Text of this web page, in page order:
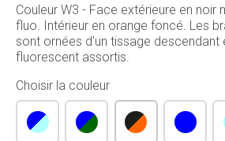
Couleur W3 - Face extérieure en noir
fluo. Intérieur en orange foncé. Les
sont ornées d'un tissage descendant
fluorescent assortis.
Choisir la couleur